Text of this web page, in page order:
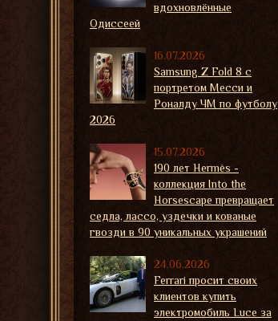
вдохновлённые
Одиссеей
16.07.2026
Samsung Z Fold 8 с
портретом Месси и
Роналду ЧМ по футболу
2026
15.07.2026
190 лет Hermès -
коллекция Into the
Horsescape превращает
седла, лассо, уздечки и кованые
гвозди в 90 уникальных украшений
24.06.2026
Ferrari просит своих
клиентов купить
электромобиль Luce за